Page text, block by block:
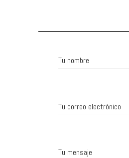
Tu nombre
Tu correo electrónico
Tu mensaje